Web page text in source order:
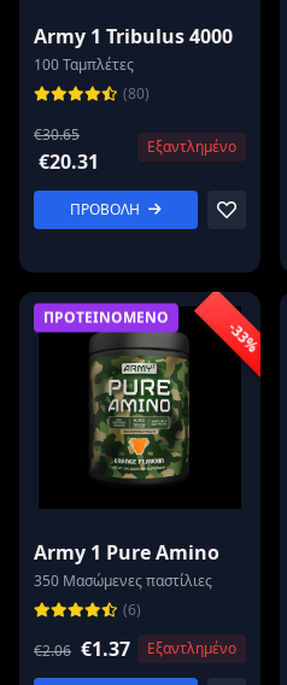
Army 1 Tribulus 4000
100 Ταμπλέτες
(80)
€30.65
€20.31
Εξαντλημένο
ΠΡΟΒΟΛΗ
ΠΡΟΤΕΙΝΟΜΕΝΟ
-33%
Army 1 Pure Amino
350 Μασώμενες παστίλιες
(6)
€2.06 €1.37 Εξαντλημένο